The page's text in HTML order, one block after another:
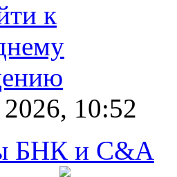
2026, 10:52
БНК и C&A